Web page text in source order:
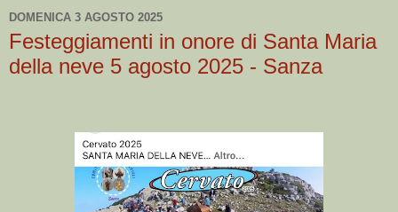
DOMENICA 3 AGOSTO 2025
Festeggiamenti in onore di Santa Maria
della neve 5 agosto 2025 - Sanza